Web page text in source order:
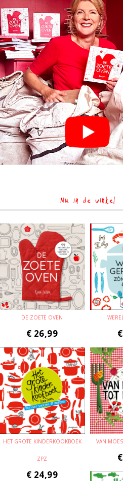
Nu in de winkel
DE ZOETE OVEN
€ 26,99 €
HET GROTE KINDERKOOKBOEK
ZPZ
€ 24,99
VAN
€